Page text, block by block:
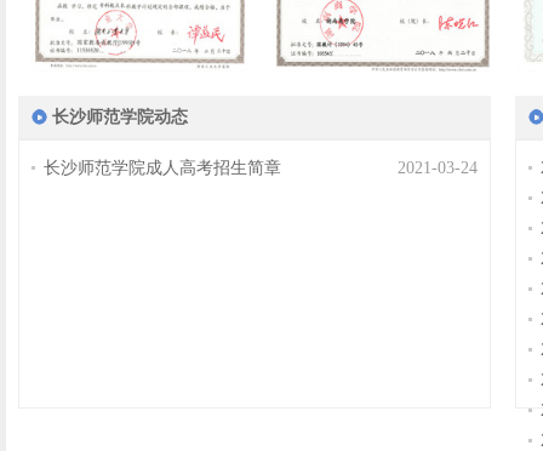
长沙师范学院动态
2021-03-24
长沙师范学院成人高考招生简章